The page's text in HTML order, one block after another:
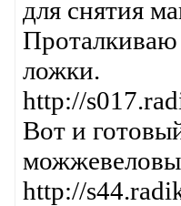
для снятия
Проталкиваю
ложки.
http://
Вот и
http://